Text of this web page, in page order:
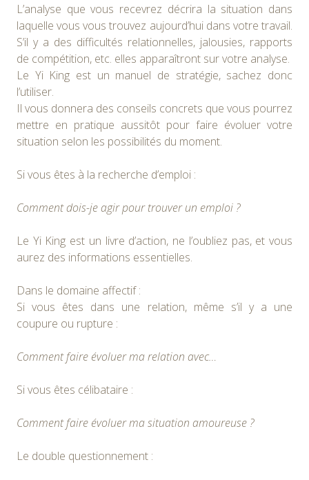
L’analyse que vous recevrez décrira la situation dans
laquelle vous vous trouvez aujourd’hui dans votre travail.
S’il y a des difficultés relationnelles, jalousies, rapports
de compétition, etc. elles apparaîtront sur votre analyse.
Le Yi King est un manuel de stratégie, sachez donc
l’utiliser.
Il vous donnera des conseils concrets que vous pourrez
mettre en pratique aussitôt pour faire évoluer votre
situation selon les possibilités du moment.
Si vous êtes à la recherche d’emploi :
Comment dois-je agir pour trouver un emploi ?
Le Yi King est un livre d’action, ne l’oubliez pas, et vous
aurez des informations essentielles.
Dans le domaine affectif :
Si vous êtes dans une relation, même s’il y a une
coupure ou rupture :
Comment faire évoluer ma relation avec…
Si vous êtes célibataire :
Comment faire évoluer ma situation amoureuse ?
Le double questionnement :